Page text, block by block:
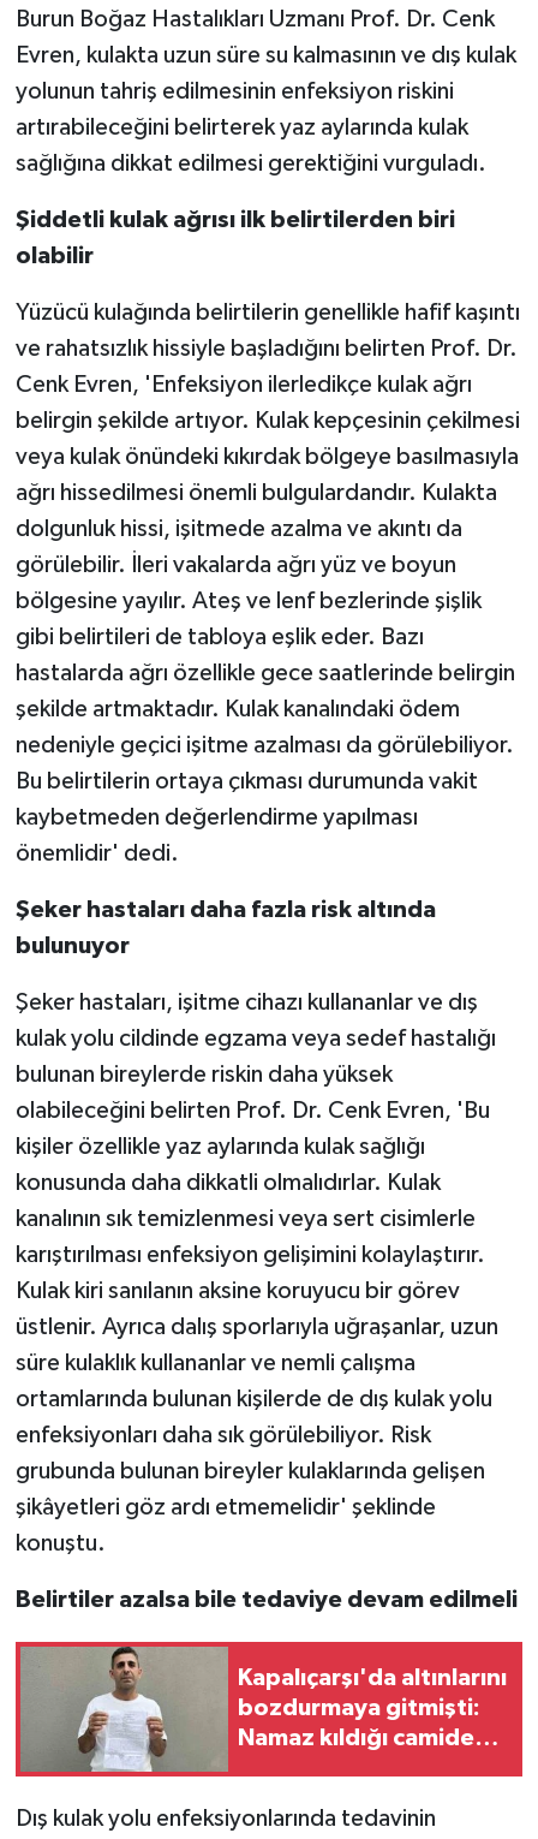
Burun Boğaz Hastalıkları Uzmanı Prof. Dr. Cenk
Evren, kulakta uzun süre su kalmasının ve dış kulak
yolunun tahriş edilmesinin enfeksiyon riskini
artırabileceğini belirterek yaz aylarında kulak
sağlığına dikkat edilmesi gerektiğini vurguladı.
Şiddetli kulak ağrısı ilk belirtilerden biri
olabilir
Yüzücü kulağında belirtilerin genellikle hafif kaşıntı
ve rahatsızlık hissiyle başladığını belirten Prof. Dr.
Cenk Evren, 'Enfeksiyon ilerledikçe kulak ağrı
belirgin şekilde artıyor. Kulak kepçesinin çekilmesi
veya kulak önündeki kıkırdak bölgeye basılmasıyla
ağrı hissedilmesi önemli bulgulardandır. Kulakta
dolgunluk hissi, işitmede azalma ve akıntı da
görülebilir. İleri vakalarda ağrı yüz ve boyun
bölgesine yayılır. Ateş ve lenf bezlerinde şişlik
gibi belirtileri de tabloya eşlik eder. Bazı
hastalarda ağrı özellikle gece saatlerinde belirgin
şekilde artmaktadır. Kulak kanalındaki ödem
nedeniyle geçici işitme azalması da görülebiliyor.
Bu belirtilerin ortaya çıkması durumunda vakit
kaybetmeden değerlendirme yapılması
önemlidir' dedi.
Şeker hastaları daha fazla risk altında
bulunuyor
Şeker hastaları, işitme cihazı kullananlar ve dış
kulak yolu cildinde egzama veya sedef hastalığı
bulunan bireylerde riskin daha yüksek
olabileceğini belirten Prof. Dr. Cenk Evren, 'Bu
kişiler özellikle yaz aylarında kulak sağlığı
konusunda daha dikkatli olmalıdırlar. Kulak
kanalının sık temizlenmesi veya sert cisimlerle
karıştırılması enfeksiyon gelişimini kolaylaştırır.
Kulak kiri sanılanın aksine koruyucu bir görev
üstlenir. Ayrıca dalış sporlarıyla uğraşanlar, uzun
süre kulaklık kullananlar ve nemli çalışma
ortamlarında bulunan kişilerde de dış kulak yolu
enfeksiyonları daha sık görülebiliyor. Risk
grubunda bulunan bireyler kulaklarında gelişen
şikâyetleri göz ardı etmemelidir' şeklinde
konuştu.
Belirtiler azalsa bile tedaviye devam edilmeli
Kapalıçarşı'da altınlarını
bozdurmaya gitmişti:
Namaz kıldığı camide
Dış kulak yolu enfeksiyonlarında tedavinin